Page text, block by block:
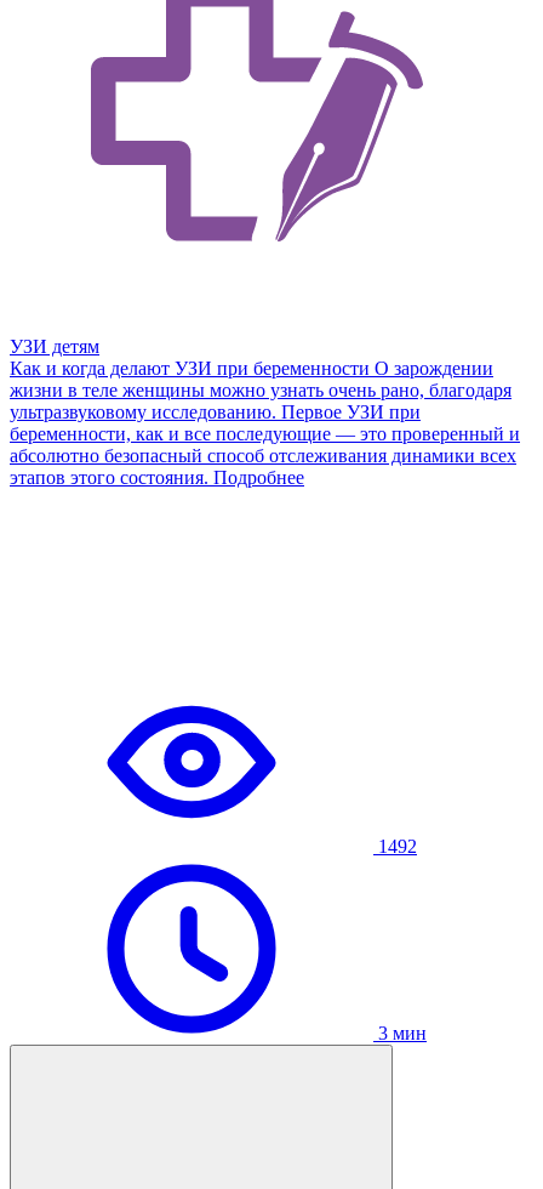
УЗИ детям
Как и когда делают УЗИ при беременности О зарождении
жизни в теле женщины можно узнать очень рано, благодаря
ультразвуковому исследованию. Первое УЗИ при
беременности, как и все последующие — это проверенный и
абсолютно безопасный способ отслеживания динамики всех
этапов этого состояния. Подробнее
1492
3 мин